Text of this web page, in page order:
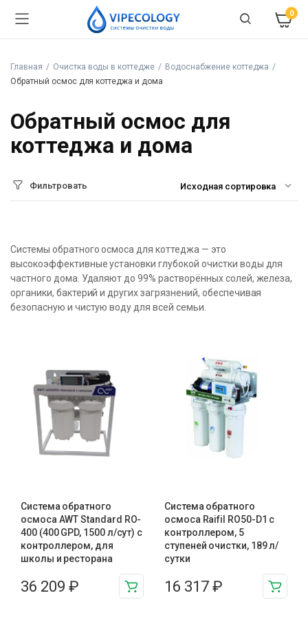
0
Главная Очистка воды в коттедже
Водоснабжение коттеджа
Обратный осмос для коттеджа и дома
Обратный осмос для
коттеджа и дома
Фильтровать
Системы обратного осмоса для коттеджа — это
высокоэффективные установки глубокой очистки воды для
частного дома. Удаляют до 99% растворённых солей, железа,
органики, бактерий и других загрязнений, обеспечивая
безопасную и чистую воду для всей семьи.
Система обратного
осмоса AWT Standard RO-
400 (400 GPD, 1500 л/сут) с
контроллером, для
школы и ресторана
36 209 ₽
Система обратного
осмоса Raifil RO50-D1 с
контроллером, 5
ступеней очистки, 189 л/
сутки
16 317 ₽